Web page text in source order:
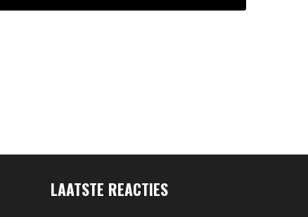
LAATSTE REACTIES